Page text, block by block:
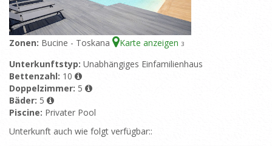
Zonen: Bucine - Toskana Karte anzeigen 3
Unterkunftstyp: Unabhängiges Einfamilienhaus
Bettenzahl: 10
Doppelzimmer: 5
Bäder: 5
Piscine: Privater Pool
Unterkunft auch wie folgt verfügbar::